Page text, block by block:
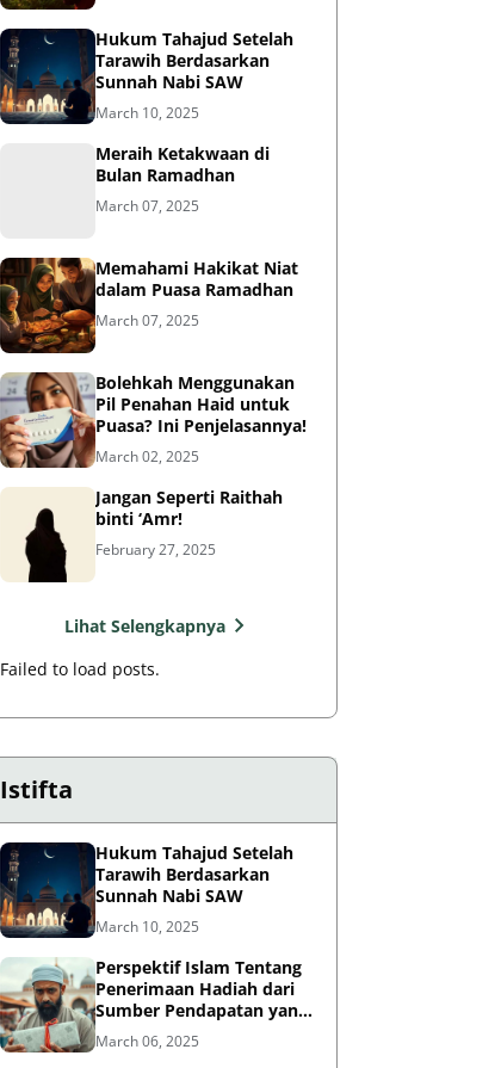
Hukum Tahajud Setelah
Tarawih Berdasarkan
Sunnah Nabi SAW
March 10, 2025
Meraih Ketakwaan di
Bulan Ramadhan
March 07, 2025
Memahami Hakikat Niat
dalam Puasa Ramadhan
March 07, 2025
Bolehkah Menggunakan
Pil Penahan Haid untuk
Puasa? Ini Penjelasannya!
March 02, 2025
Jangan Seperti Raithah
binti ‘Amr!
February 27, 2025
Lihat Selengkapnya
Failed to load posts.
Istifta
Hukum Tahajud Setelah
Tarawih Berdasarkan
Sunnah Nabi SAW
March 10, 2025
Perspektif Islam Tentang
Penerimaan Hadiah dari
Sumber Pendapatan yang
Tidak Halal
March 06, 2025